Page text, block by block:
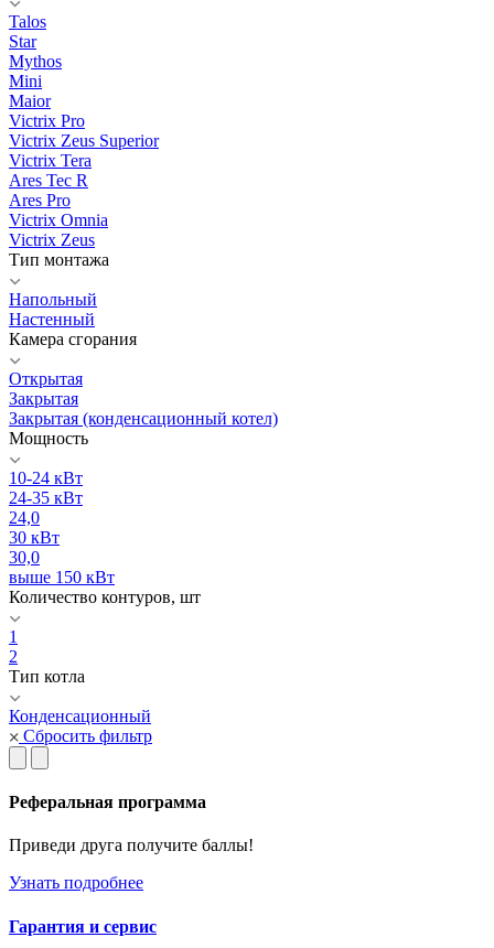
Talos
Star
Mythos
Mini
Maior
Victrix Pro
Victrix Zeus Superior
Victrix Tera
Ares Tec R
Ares Pro
Victrix Omnia
Victrix Zeus
Тип монтажа
Напольный
Настенный
Камера сгорания
Открытая
Закрытая
Закрытая (конденсационный котел)
Мощность
10-24 кВт
24-35 кВт
24,0
30 кВт
30,0
выше 150 кВт
Количество контуров, шт
1
2
Тип котла
Конденсационный
Сбросить фильтр
Реферальная программа
Приведи друга получите баллы!
Узнать подробнее
Гарантия и сервис